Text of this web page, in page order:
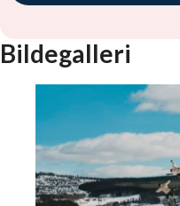
Bildegalleri